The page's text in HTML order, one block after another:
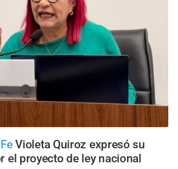
Violeta Quiroz expresó su
el proyecto de ley nacional